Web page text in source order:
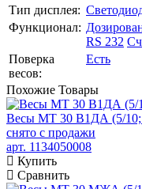
Тип дисплея:
Функционал:
RS 232
Поверка
весов:
Есть
Похожие Товары
Весы МТ 30 В1ДА (5/
снято с продажи
арт. 1134050008
Купить
Сравнить